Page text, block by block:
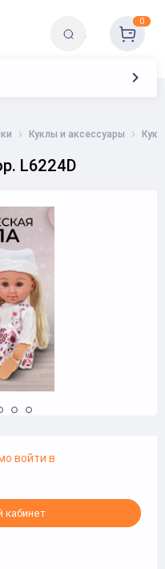
0
Куклы и аксессуары
L6224D
войти в
кабинет